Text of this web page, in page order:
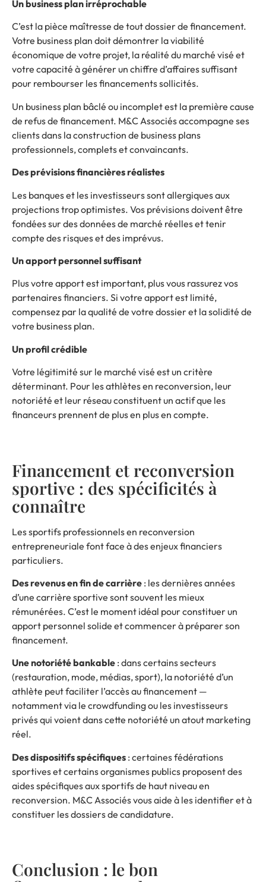
Un business plan irréprochable
C’est la pièce maîtresse de tout dossier de financement.
Votre business plan doit démontrer la viabilité
économique de votre projet, la réalité du marché visé et
votre capacité à générer un chiffre d’affaires suffisant
pour rembourser les financements sollicités.
Un business plan bâclé ou incomplet est la première cause
de refus de financement. M&C Associés accompagne ses
clients dans la construction de business plans
professionnels, complets et convaincants.
Des prévisions financières réalistes
Les banques et les investisseurs sont allergiques aux
projections trop optimistes. Vos prévisions doivent être
fondées sur des données de marché réelles et tenir
compte des risques et des imprévus.
Un apport personnel suffisant
Plus votre apport est important, plus vous rassurez vos
partenaires financiers. Si votre apport est limité,
compensez par la qualité de votre dossier et la solidité de
votre business plan.
Un profil crédible
Votre légitimité sur le marché visé est un critère
déterminant. Pour les athlètes en reconversion, leur
notoriété et leur réseau constituent un actif que les
financeurs prennent de plus en plus en compte.
Financement et reconversion
sportive : des spécificités à
connaître
Les sportifs professionnels en reconversion
entrepreneuriale font face à des enjeux financiers
particuliers.
Des revenus en fin de carrière : les dernières années
d’une carrière sportive sont souvent les mieux
rémunérées. C’est le moment idéal pour constituer un
apport personnel solide et commencer à préparer son
financement.
Une notoriété bankable : dans certains secteurs
(restauration, mode, médias, sport), la notoriété d’un
athlète peut faciliter l’accès au financement —
notamment via le crowdfunding ou les investisseurs
privés qui voient dans cette notoriété un atout marketing
réel.
Des dispositifs spécifiques : certaines fédérations
sportives et certains organismes publics proposent des
aides spécifiques aux sportifs de haut niveau en
reconversion. M&C Associés vous aide à les identifier et à
constituer les dossiers de candidature.
Conclusion : le bon